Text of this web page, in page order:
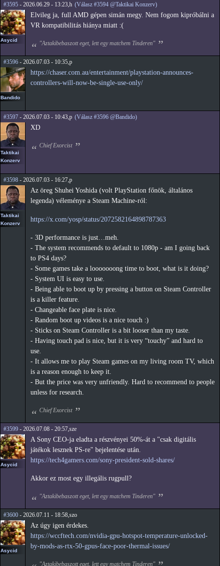
#3595 - 2026.06.29 - 13:23,h (Válasz #3594 @Taktikai Konzerv)
Asycid
Elvileg ja, full AMD gépen simán megy. Nem fogom kipróbálni a
VR kompatibilitás hiánya miatt :(
"Aztakibebaszott eget, lett egy matchem Tinderen"
#3596 - 2026.07.03 - 10:35,p
Bandido
https://chaser.com.au/entertainment/playstation-announces-
controllers-will-now-be-single-use-only/
#3597 - 2026.07.03 - 10:43,p (Válasz #3596 @Bandido)
Taktikai
Konzerv
XD
Chief Exorcist
#3598 - 2026.07.03 - 16:27,p
Taktikai
Konzerv
Az öreg Shuhei Yoshida (volt PlayStation főnök, általános
legenda) véleménye a Steam Machine-ról:
https://x.com/yosp/status/2072582164898787363
- 3D performance is just…meh.
- The system recommends to default to 1080p - am I going back
to PS4 days?
- Some games take a looooooong time to boot, what is it doing?
- System UI is easy to use.
- Being able to boot up by pressing a button on Steam Controller
is a killer feature.
- Changeable face plate is nice.
- Random boot up videos is a nice touch :)
- Sticks on Steam Controller is a bit looser than my taste.
- Having touch pad is nice, but it is very “touchy” and hard to
use.
- It allows me to play Steam games on my living room TV, which
is a reason enough to keep it.
- But the price was very unfriendly. Hard to recommend to people
unless for research.
Chief Exorcist
#3599 - 2026.07.08 - 20:57,sze
Asycid
A Sony CEO-ja eladta a részvényei 50%-át a "csak digitális
játékok lesznek PS-re" bejelentése után.
https://tech4gamers.com/sony-president-sold-shares/
Akkor ez most egy illegális rugpull?
"Aztakibebaszott eget, lett egy matchem Tinderen"
#3600 - 2026.07.11 - 18:58,szo
Asycid
Az úgy igen érdekes.
https://wccftech.com/nvidia-gpu-hotspot-temperature-unlocked-
by-mods-as-rtx-50-gpus-face-poor-thermal-issues/
"Aztakibebaszott eget, lett egy matchem Tinderen"